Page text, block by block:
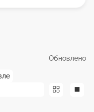
Обновлено